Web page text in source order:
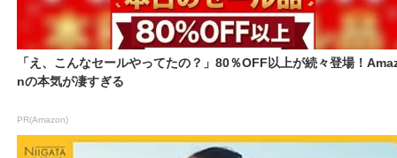
「え、こんなセールやってたの？」80％OFF以上が続々登場！
nの本気が凄すぎる
PR(Amazon)